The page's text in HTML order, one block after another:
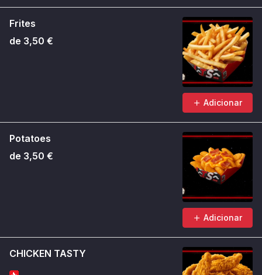
Frites
de 3,50 €
Adicionar
Potatoes
de 3,50 €
Adicionar
CHICKEN TASTY